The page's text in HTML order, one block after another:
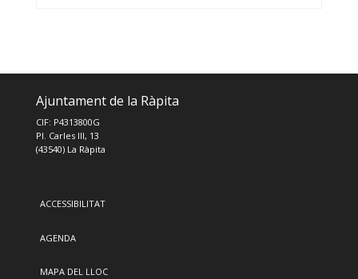
Ajuntament de la Ràpita
CIF: P4313800G
Pl. Carles III, 13
(43540) La Ràpita
ACCESSIBILITAT
AGENDA
MAPA DEL LLOC